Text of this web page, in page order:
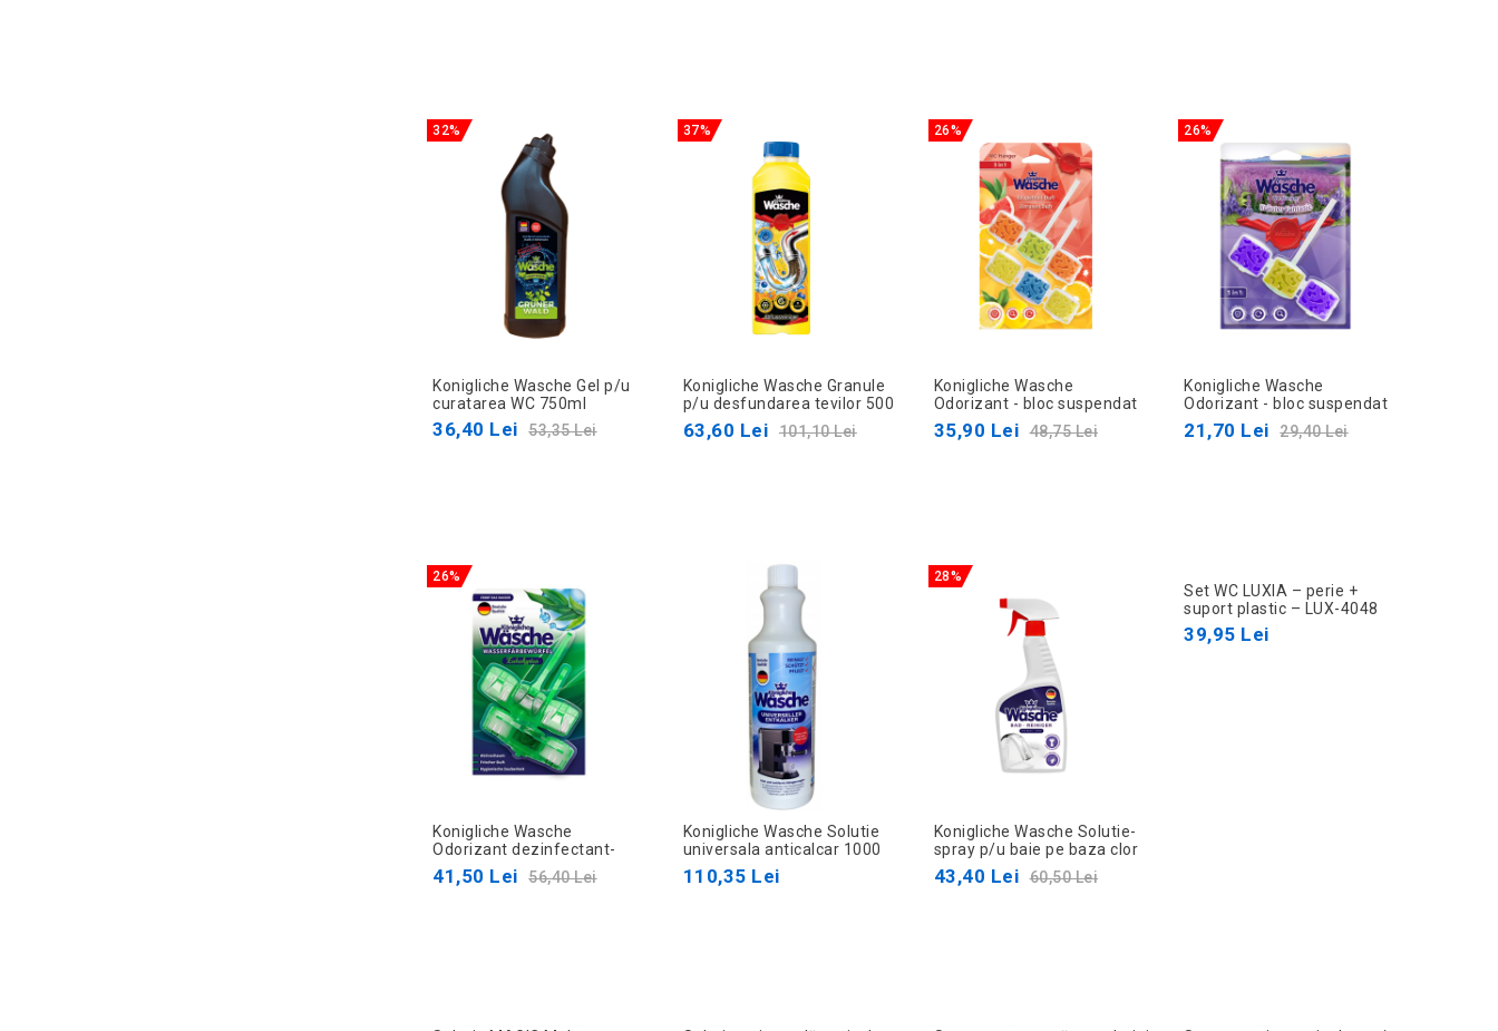
32%
Konigliche Wasche Gel p/u
curatarea WC 750ml
36,40 Lei 53,35 Lei
37%
Konigliche Wasche Granule
p/u desfundarea tevilor 500
ml
63,60 Lei 101,10 Lei
26%
Konigliche Wasche
Odorizant - bloc suspendat
pu WC 2 buc 3 in 1
35,90 Lei 48,75 Lei
26%
Konigliche Wasche
Odorizant - bloc suspendat
pu WC 3 in 1
21,70 Lei 29,40 Lei
26%
Konigliche Wasche
Odorizant dezinfectant-
bloc suspendat pu WC 2 buc
41,50 Lei 56,40 Lei
Konigliche Wasche Solutie
universala anticalcar 1000
ml
110,35 Lei
28%
Konigliche Wasche Solutie-
spray p/u baie pe baza clor
500ml
43,40 Lei 60,50 Lei
Set WC LUXIA – perie +
suport plastic – LUX-4048
39,95 Lei